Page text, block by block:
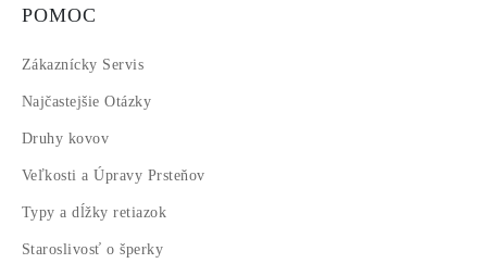
POMOC
Zákaznícky Servis
Najčastejšie Otázky
Druhy kovov
Veľkosti a Úpravy Prsteňov
Typy a dĺžky retiazok
Staroslivosť o šperky